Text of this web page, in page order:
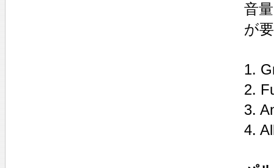
音
が
1.
2.
3.
4.